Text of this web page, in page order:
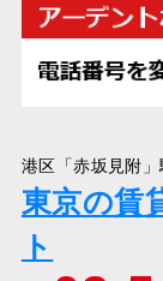
港区「赤坂見附
東京の賃
ト